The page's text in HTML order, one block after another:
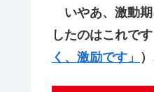
いやあ、激動期
したのはこれで
く、激励です」